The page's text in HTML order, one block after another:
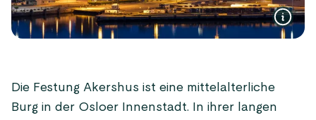
Die Festung Akershus ist eine mittelalterliche
Burg in der Osloer Innenstadt. In ihrer langen